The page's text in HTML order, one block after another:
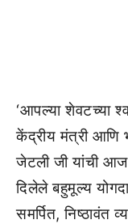
‘आपल्या शेवटच्या
केंद्रीय मंत्री आणि
जेटली जी यांची आज
दिलेले बहुमूल्य
समर्पित, निष्ठावंत